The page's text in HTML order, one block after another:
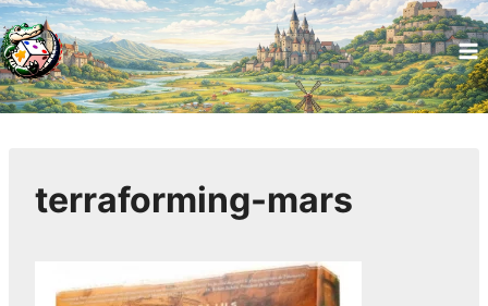
terraforming-mars